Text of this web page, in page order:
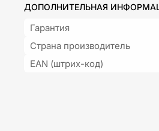
ДОПОЛНИТЕЛЬНАЯ
Гарантия
Страна производитель
EAN (штрих-код)